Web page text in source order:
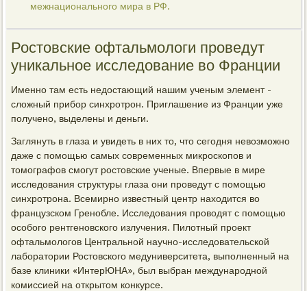
межнационального мира в РФ.
Ростовские офтальмологи проведут
уникальное исследование во Франции
Именно там есть недостающий нашим ученым элемент -
сложный прибор синхротрон. Приглашение из Франции уже
получено, выделены и деньги.
Заглянуть в глаза и увидеть в них то, что сегодня невозможно
даже с помощью самых современных микроскопов и
томографов смогут ростовские ученые. Впервые в мире
исследования структуры глаза они проведут с помощью
синхротрона. Всемирно известный центр находится во
французском Гренобле. Исследования проводят с помощью
особого рентгеновского излучения. Пилотный проект
офтальмологов Центральной научно-исследовательской
лаборатории Ростовского медуниверситета, выполненный на
базе клиники «ИнтерЮНА», был выбран международной
комиссией на открытом конкурсе.